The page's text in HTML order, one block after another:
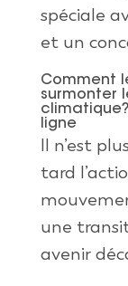
spéciale
et un
Comment
surmonter
ligne
Il n’est
tard
une
avenir